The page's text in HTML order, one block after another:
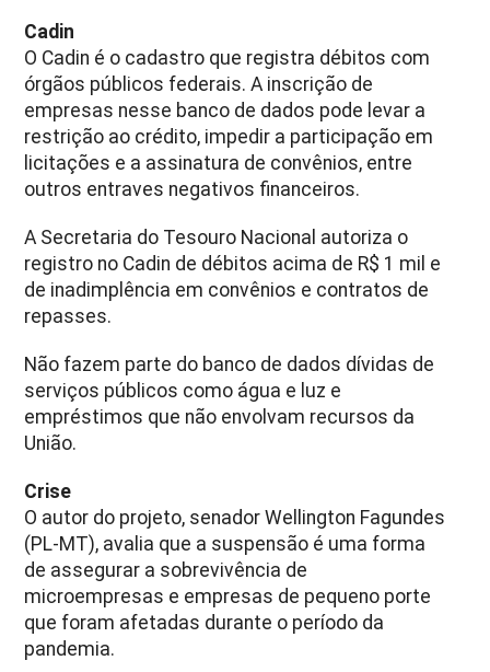
Cadin
O Cadin é o cadastro que registra débitos com
órgãos públicos federais. A inscrição de
empresas nesse banco de dados pode levar a
restrição ao crédito, impedir a participação em
licitações e a assinatura de convênios, entre
outros entraves negativos financeiros.
A Secretaria do Tesouro Nacional autoriza o
registro no Cadin de débitos acima de R$ 1 mil e
de inadimplência em convênios e contratos de
repasses.
Não fazem parte do banco de dados dívidas de
serviços públicos como água e luz e
empréstimos que não envolvam recursos da
União.
Crise
O autor do projeto, senador Wellington Fagundes
(PL-MT), avalia que a suspensão é uma forma
de assegurar a sobrevivência de
microempresas e empresas de pequeno porte
que foram afetadas durante o período da
pandemia.